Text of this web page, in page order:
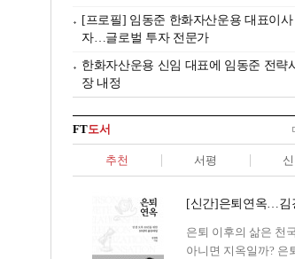
[프로필] 임동준 한화자산운용 대표이사
자…글로벌 투자 전문가
한화자산운용 신임 대표에 임동준 전략
장 내정
FT도서
추천 서평
은퇴 이후의 삶은 천
아니면 지옥일까? 은